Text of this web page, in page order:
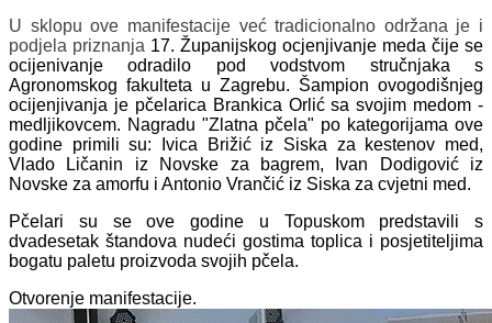
U sklopu ove manifestacije već tradicionalno održana je i
podjela priznanja 17. Županijskog ocjenjivanje meda čije se
ocijenivanje odradilo pod vodstvom stručnjaka s
Agronomskog fakulteta u Zagrebu. Šampion ovogodišnjeg
ocijenjivanja je pčelarica Brankica Orlić sa svojim medom -
medljikovcem. Nagradu "Zlatna pčela" po kategorijama ove
godine primili su: Ivica Brižić iz Siska za kestenov med,
Vlado Ličanin iz Novske za bagrem, Ivan Dodigović iz
Novske za amorfu i Antonio Vrančić iz Siska za cvjetni med.
Pčelari su se ove godine u Topuskom predstavili s
dvadesetak štandova nudeći gostima toplica i posjetiteljima
bogatu paletu proizvoda svojih pčela.
Otvorenje manifestacije.